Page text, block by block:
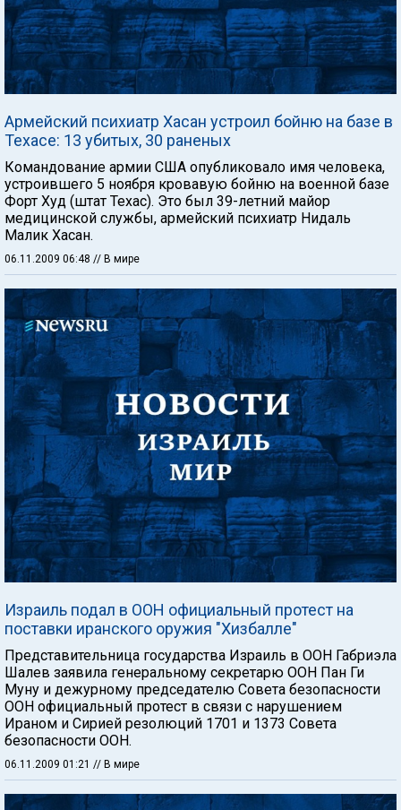
Армейский психиатр Хасан устроил бойню на базе в
Техасе: 13 убитых, 30 раненых
Командование армии США опубликовало имя человека,
устроившего 5 ноября кровавую бойню на военной базе
Форт Худ (штат Техас). Это был 39-летний майор
медицинской службы, армейский психиатр Нидаль
Малик Хасан.
06.11.2009 06:48 // В мире
Израиль подал в ООН официальный протест на
поставки иранского оружия "Хизбалле"
Представительница государства Израиль в ООН Габриэла
Шалев заявила генеральному секретарю ООН Пан Ги
Муну и дежурному председателю Совета безопасности
ООН официальный протест в связи с нарушением
Ираном и Сирией резолюций 1701 и 1373 Совета
безопасности ООН.
06.11.2009 01:21 // В мире